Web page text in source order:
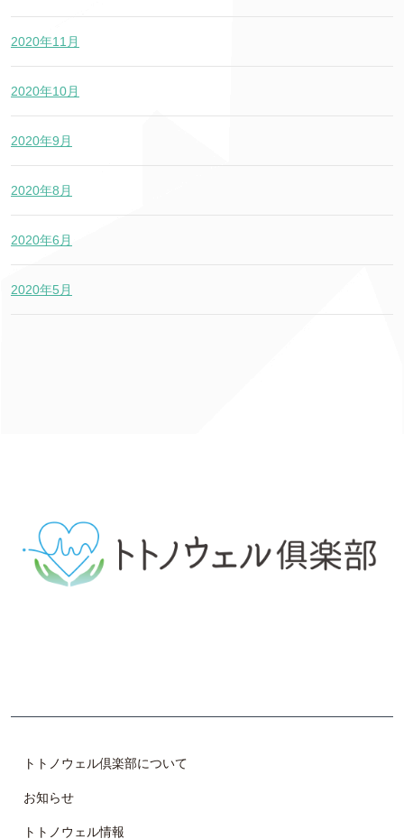
2020年11月
2020年10月
2020年9月
2020年8月
2020年6月
2020年5月
トトノウェル倶楽部について
お知らせ
トトノウェル情報